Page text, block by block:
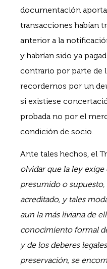
documentación
transacciones habían
anterior a la
y habrían sido ya
contrario por parte de
recordemos por un
si existiese
probada no por el
condición de socio.
Ante tales hechos, el
olvidar que la ley
presumido o
acreditado, y tales
aun la más liviana de
conocimiento formal
y de los deberes
preservación, se